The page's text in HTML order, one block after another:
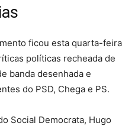
ficou esta quarta-feira
políticas recheada de
banda desenhada e
do PSD, Chega e PS.
Social Democrata, Hugo